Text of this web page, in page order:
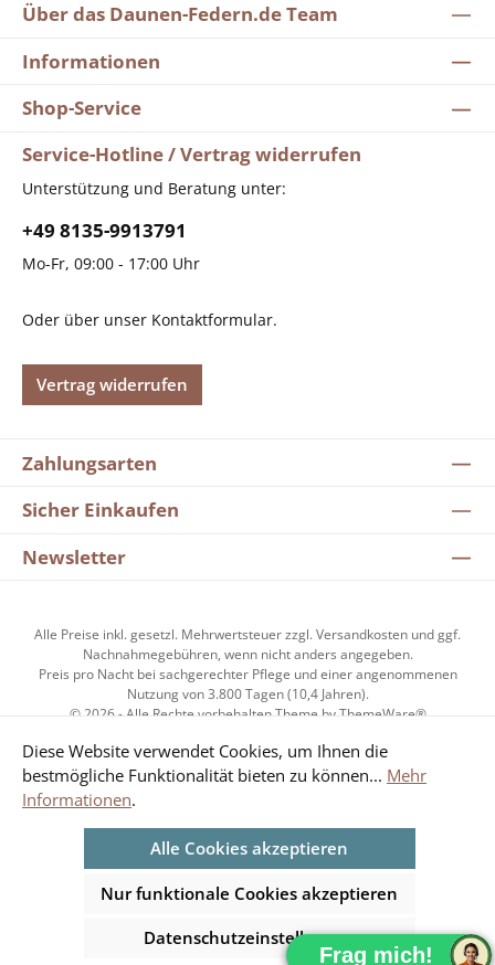
Über das Daunen-Federn.de Team
Informationen
Shop-Service
Service-Hotline / Vertrag widerrufen
Unterstützung und Beratung unter:
+49 8135-9913791
Mo-Fr, 09:00 - 17:00 Uhr
Oder über unser Kontaktformular.
Vertrag widerrufen
Zahlungsarten
Sicher Einkaufen
Newsletter
Alle Preise inkl. gesetzl. Mehrwertsteuer zzgl.Versandkosten und ggf.
Nachnahmegebühren, wenn nicht anders angegeben.
Preis pro Nacht bei sachgerechter Pflege und einer angenommenen
Nutzung von 3.800 Tagen (10,4 Jahren).
© 2026 - Alle Rechte vorbehalten Theme byThemeWare®
Durchschnittliche Bewertung von 4.85 von 5 Sternen
SEHR GUT
4.85/ 5.00
aus 1954 Bewertungen
Bewertungsübersicht
Diese Website verwendet Cookies, um Ihnen die
bestmögliche Funktionalität bieten zu können... Mehr
Informationen.
Alle Cookies akzeptieren
Nur funktionale Cookies akzeptieren
Datenschutzeinstellungen